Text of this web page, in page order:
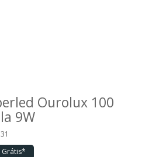
Ourolux 100
9W
Grátis*